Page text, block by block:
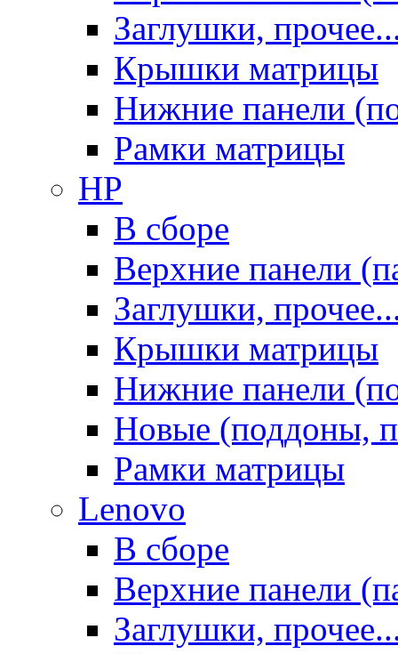
Заглушки,
Крышки матрицы
Нижние панели
Рамки матрицы
HP
В сборе
Верхние панели
Заглушки,
Крышки матрицы
Нижние панели
Новые (поддоны,
Рамки матрицы
Lenovo
В сборе
Верхние панели
Заглушки,